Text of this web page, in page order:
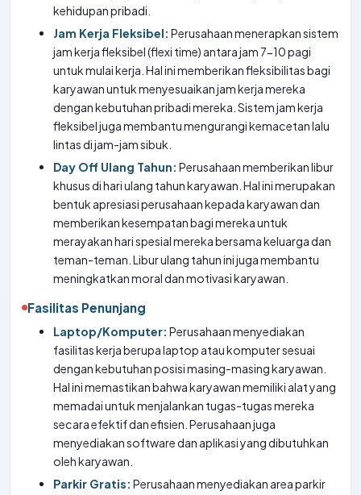
kehidupan pribadi.
Jam Kerja Fleksibel: Perusahaan menerapkan sistem
jam kerja fleksibel (flexi time) antara jam 7-10 pagi
untuk mulai kerja. Hal ini memberikan fleksibilitas bagi
karyawan untuk menyesuaikan jam kerja mereka
dengan kebutuhan pribadi mereka. Sistem jam kerja
fleksibel juga membantu mengurangi kemacetan lalu
lintas di jam-jam sibuk.
Day Off Ulang Tahun: Perusahaan memberikan libur
khusus di hari ulang tahun karyawan. Hal ini merupakan
bentuk apresiasi perusahaan kepada karyawan dan
memberikan kesempatan bagi mereka untuk
merayakan hari spesial mereka bersama keluarga dan
teman-teman. Libur ulang tahun ini juga membantu
meningkatkan moral dan motivasi karyawan.
Fasilitas Penunjang
Laptop/Komputer: Perusahaan menyediakan
fasilitas kerja berupa laptop atau komputer sesuai
dengan kebutuhan posisi masing-masing karyawan.
Hal ini memastikan bahwa karyawan memiliki alat yang
memadai untuk menjalankan tugas-tugas mereka
secara efektif dan efisien. Perusahaan juga
menyediakan software dan aplikasi yang dibutuhkan
oleh karyawan.
Parkir Gratis: Perusahaan menyediakan area parkir